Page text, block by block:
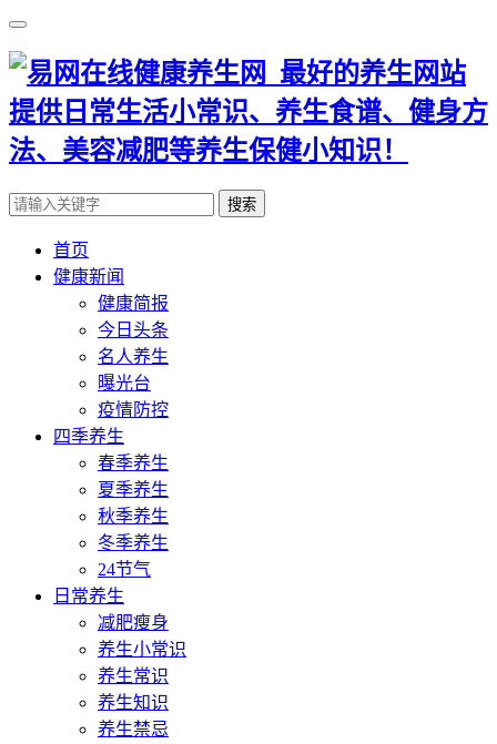
搜索
首页
健康新闻
健康简报
今日头条
名人养生
曝光台
疫情防控
四季养生
春季养生
夏季养生
秋季养生
冬季养生
24节气
日常养生
减肥瘦身
养生小常识
养生常识
养生知识
养生禁忌